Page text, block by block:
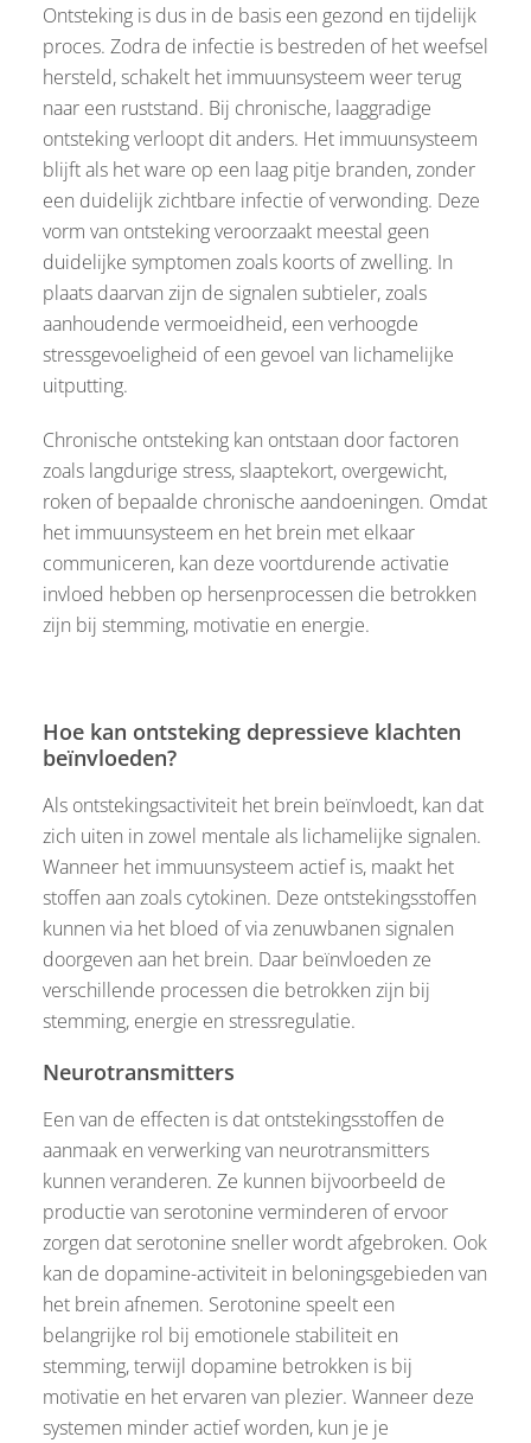
Ontsteking is dus in de basis een gezond en tijdelijk
proces. Zodra de infectie is bestreden of het weefsel
hersteld, schakelt het immuunsysteem weer terug
naar een ruststand. Bij chronische, laaggradige
ontsteking verloopt dit anders. Het immuunsysteem
blijft als het ware op een laag pitje branden, zonder
een duidelijk zichtbare infectie of verwonding. Deze
vorm van ontsteking veroorzaakt meestal geen
duidelijke symptomen zoals koorts of zwelling. In
plaats daarvan zijn de signalen subtieler, zoals
aanhoudende vermoeidheid, een verhoogde
stressgevoeligheid of een gevoel van lichamelijke
uitputting.
Chronische ontsteking kan ontstaan door factoren
zoals langdurige stress, slaaptekort, overgewicht,
roken of bepaalde chronische aandoeningen. Omdat
het immuunsysteem en het brein met elkaar
communiceren, kan deze voortdurende activatie
invloed hebben op hersenprocessen die betrokken
zijn bij stemming, motivatie en energie.
Hoe kan ontsteking depressieve klachten
beïnvloeden?
Als ontstekingsactiviteit het brein beïnvloedt, kan dat
zich uiten in zowel mentale als lichamelijke signalen.
Wanneer het immuunsysteem actief is, maakt het
stoffen aan zoals cytokinen. Deze ontstekingsstoffen
kunnen via het bloed of via zenuwbanen signalen
doorgeven aan het brein. Daar beïnvloeden ze
verschillende processen die betrokken zijn bij
stemming, energie en stressregulatie.
Neurotransmitters
Een van de effecten is dat ontstekingsstoffen de
aanmaak en verwerking van neurotransmitters
kunnen veranderen. Ze kunnen bijvoorbeeld de
productie van serotonine verminderen of ervoor
zorgen dat serotonine sneller wordt afgebroken. Ook
kan de dopamine-activiteit in beloningsgebieden van
het brein afnemen. Serotonine speelt een
belangrijke rol bij emotionele stabiliteit en
stemming, terwijl dopamine betrokken is bij
motivatie en het ervaren van plezier. Wanneer deze
systemen minder actief worden, kun je je